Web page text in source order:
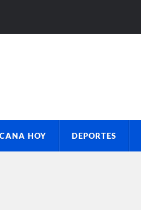
HOY DEPORTES